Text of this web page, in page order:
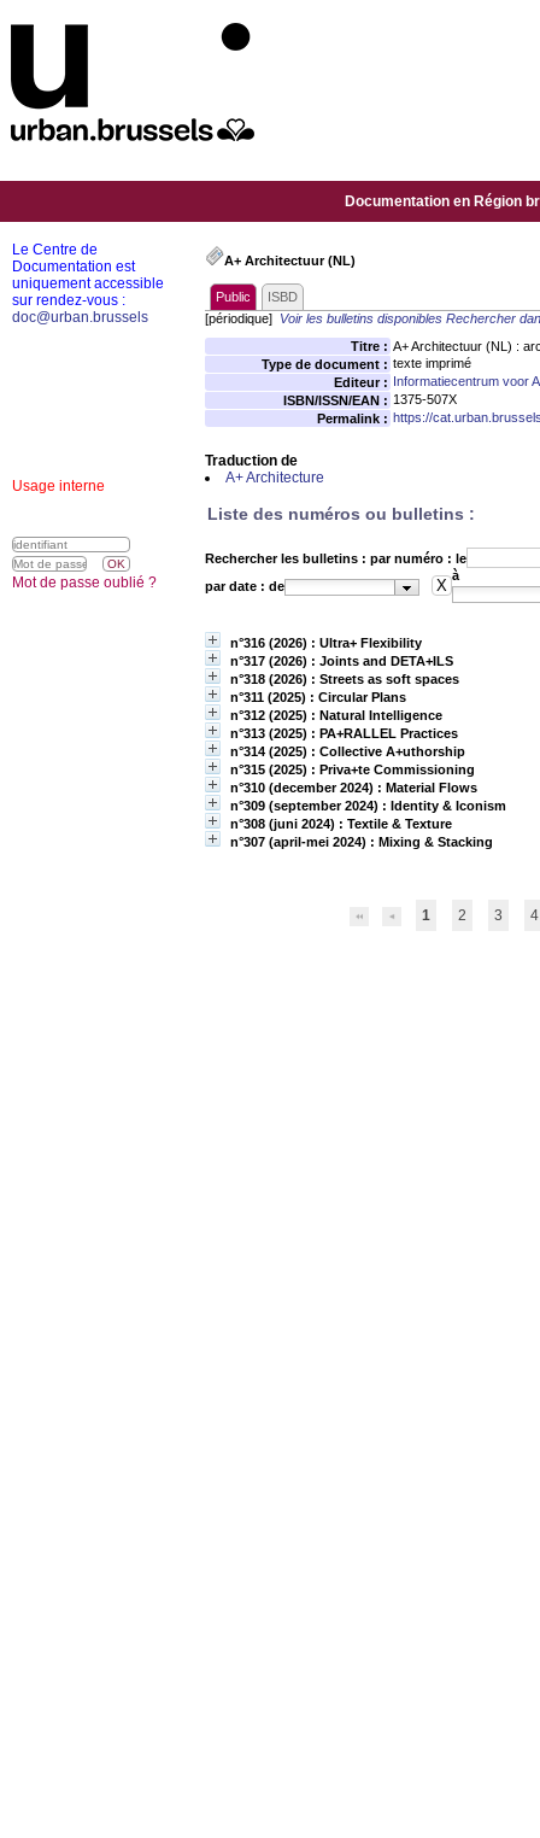
Documentation en Région
A+ Architectuur (NL)
Public
ISBD
[périodique] Voir les bulletins disponibles Rechercher
Titre : A+ Architectuur (NL) :
Type de document : texte imprimé
Editeur : Informatiecentrum voor
ISBN/ISSN/EAN : 1375-507X
Permalink : https://
Traduction de
A+ Architecture
Liste des numéros ou bulletins :
Rechercher les bulletins : par numéro : le
par date : de
à
n°316 (2026) : Ultra+ Flexibility
n°317 (2026) : Joints and DETA+ILS
n°318 (2026) : Streets as soft spaces
n°311 (2025) : Circular Plans
n°312 (2025) : Natural Intelligence
n°313 (2025) : PA+RALLEL Practices
n°314 (2025) : Collective A+uthorship
n°315 (2025) : Priva+te Commissioning
n°310 (december 2024) : Material Flows
n°309 (september 2024) : Identity & Iconism
n°308 (juni 2024) : Textile & Texture
n°307 (april-mei 2024) : Mixing & Stacking
1 2 3 4
Le Centre de
Documentation est
uniquement accessible
sur rendez-vous :
doc@urban.brussels
Usage interne
Mot de passe oublié ?